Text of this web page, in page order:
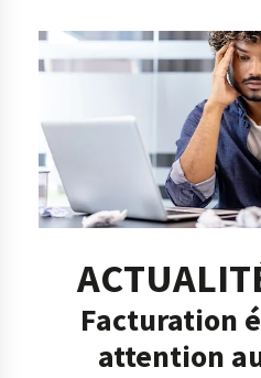
Facturation
attention